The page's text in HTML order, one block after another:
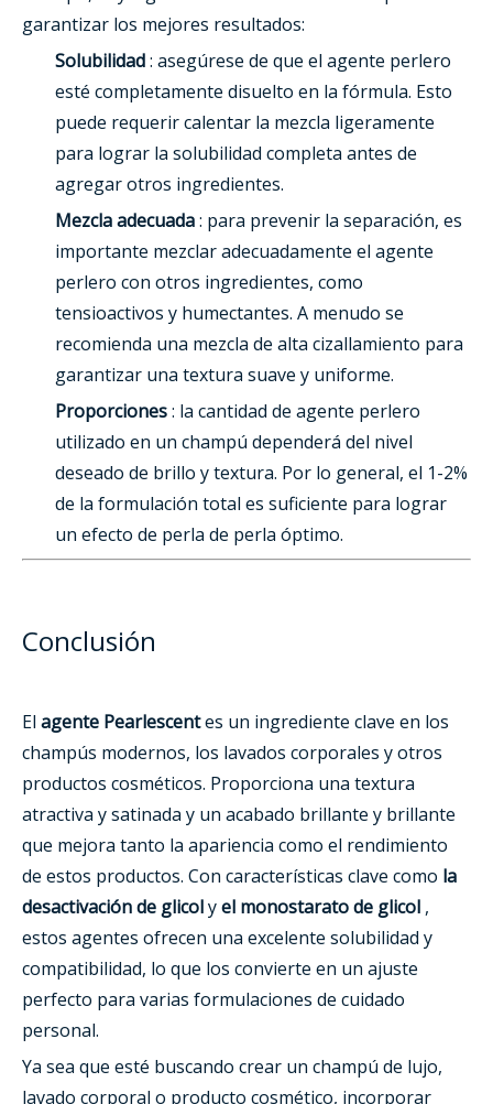
garantizar los mejores resultados:
Solubilidad: asegúrese de que el agente perlero
esté completamente disuelto en la fórmula. Esto
puede requerir calentar la mezcla ligeramente
para lograr la solubilidad completa antes de
agregar otros ingredientes.
Mezcla adecuada: para prevenir la separación, es
importante mezclar adecuadamente el agente
perlero con otros ingredientes, como
tensioactivos y humectantes. A menudo se
recomienda una mezcla de alta cizallamiento para
garantizar una textura suave y uniforme.
Proporciones: la cantidad de agente perlero
utilizado en un champú dependerá del nivel
deseado de brillo y textura. Por lo general, el 1-2%
de la formulación total es suficiente para lograr
un efecto de perla de perla óptimo.
Conclusión
El agente Pearlescentes un ingrediente clave en los
champús modernos, los lavados corporales y otros
productos cosméticos. Proporciona una textura
atractiva y satinada y un acabado brillante y brillante
que mejora tanto la apariencia como el rendimiento
de estos productos. Con características clave como la
desactivación de glicolyel monostarato de glicol ,
estos agentes ofrecen una excelente solubilidad y
compatibilidad, lo que los convierte en un ajuste
perfecto para varias formulaciones de cuidado
personal.
Ya sea que esté buscando crear un champú de lujo,
lavado corporal o producto cosmético, incorporar